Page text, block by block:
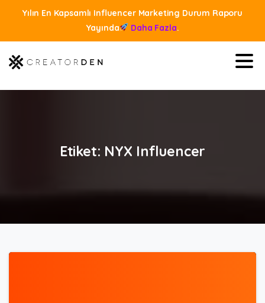
Yılın En Kapsamlı Influencer Marketing Durum Raporu
Yayında
Daha Fazla.
Etiket: NYX Influencer